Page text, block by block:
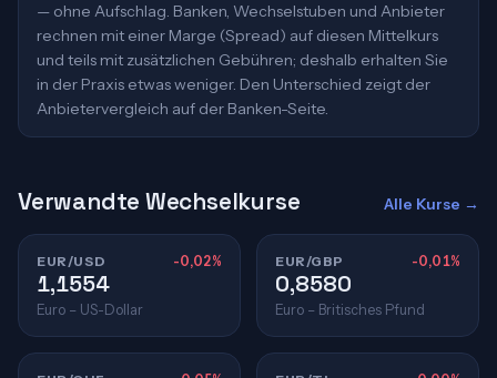
— ohne Aufschlag. Banken, Wechselstuben und Anbieter
rechnen mit einer Marge (Spread) auf diesen Mittelkurs
und teils mit zusätzlichen Gebühren; deshalb erhalten Sie
in der Praxis etwas weniger. Den Unterschied zeigt der
Anbietervergleich auf der Banken-Seite.
Verwandte Wechselkurse Alle Kurse →
EUR/USD -0,02%
1,1554
Euro – US-Dollar
EUR/GBP -0,01%
0,8580
Euro – Britisches Pfund